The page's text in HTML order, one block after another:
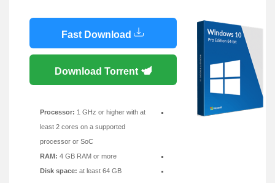
Processor: 1 GHz or higher with at
least 2 cores on a supported
processor or SoC
RAM: 4 GB RAM or more
Disk space: at least 64 GB